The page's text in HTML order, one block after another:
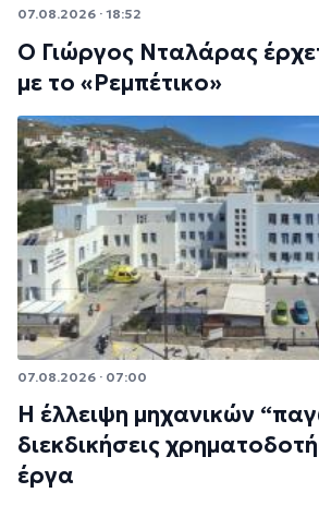
07.08.2026 · 18:52
Ο Γιώργος Νταλάρας
με το «Ρεμπέτικο»
07.08.2026 · 07:00
Η έλλειψη μηχανικών
διεκδικήσεις
έργα